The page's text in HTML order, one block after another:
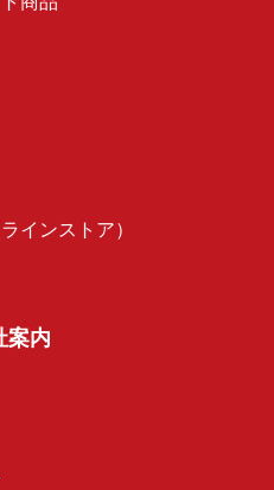
インストア）
案内